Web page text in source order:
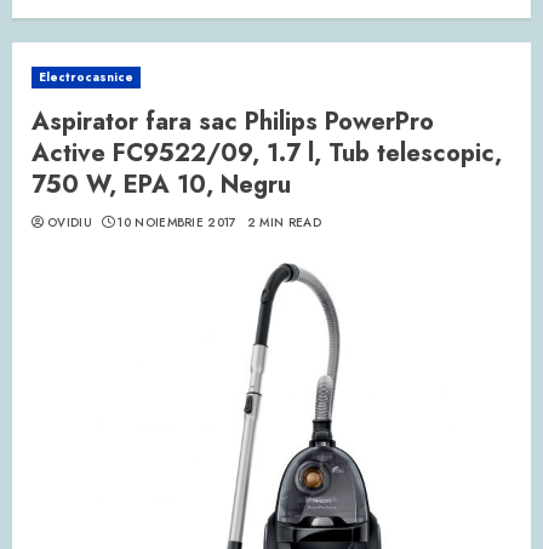
Electrocasnice
Aspirator fara sac Philips PowerPro
Active FC9522/09, 1.7 l, Tub telescopic,
750 W, EPA 10, Negru
OVIDIU 10 NOIEMBRIE 2017 2 MIN READ